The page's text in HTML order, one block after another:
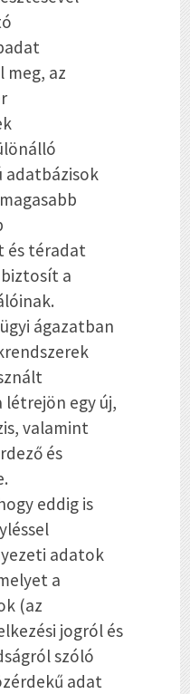
meg, az
adatbázisok
és téradat
a
ágazatban
létrejön egy új,
valamint
és
eddig is
adatok
a
(az
jogról és
szóló
adat